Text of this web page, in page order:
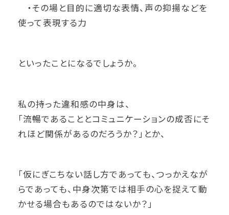
・その場と目的に適切な表情、声の抑揚などを
使って表現する力
といったことになるでしょうか。
私の持った違和感の中身は、
「流暢であることとコミュニケーションの成否にそ
れほど関係があるのだろうか？」とか、
「仮にぎこちない話し方であっても、つっかえなが
らであっても、中身次第では相手の心を捉えて動
かせる場合もあるのではないか？」